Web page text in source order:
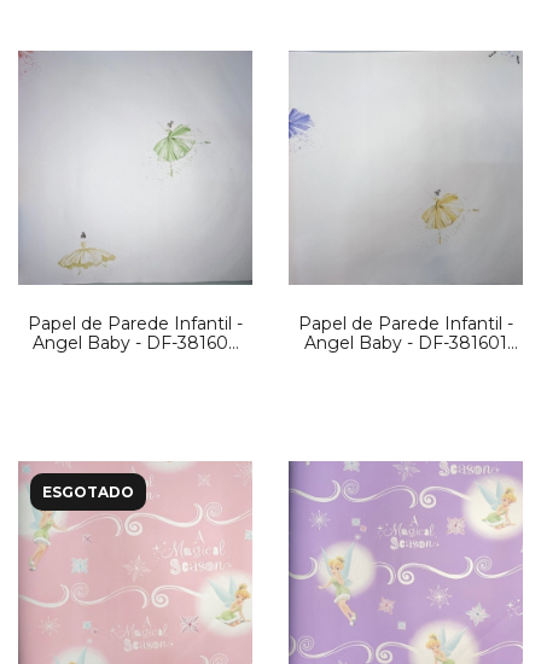
Papel de Parede Infantil -
Angel Baby - DF-381603
Papel de Parede Infantil -
Angel Baby - DF-381601
ESGOTADO